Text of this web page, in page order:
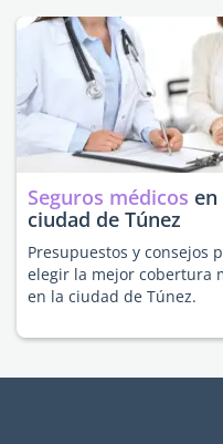
Seguros médicos en
ciudad de Túnez
Presupuestos y consejos
elegir la mejor cobertura
en la ciudad de Túnez.